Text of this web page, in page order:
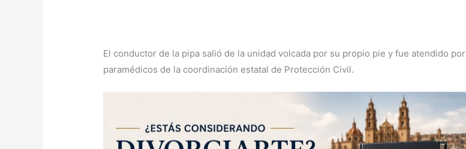
El conductor de la pipa salió de la unidad volcada por su propio pie y fue atendido por
paramédicos de la coordinación estatal de Protección Civil.